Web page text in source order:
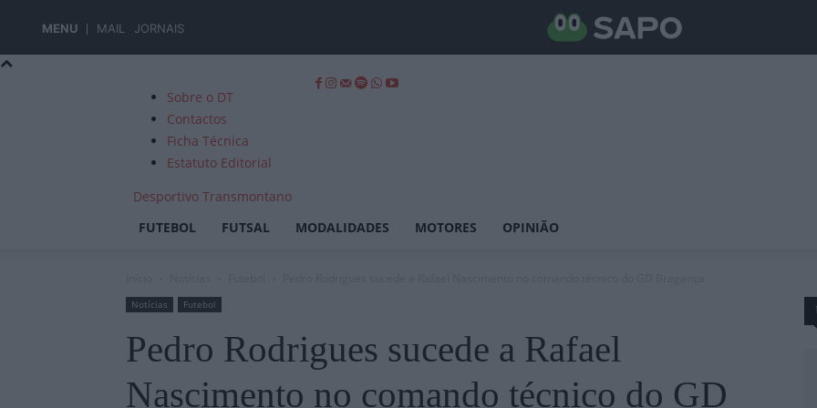
MENU MAIL JORNAIS
Sobre o DT
Contactos
Ficha Técnica
Estatuto Editorial
Desportivo Transmontano
FUTEBOL
FUTSAL MODALIDADES MOTORES OPINIÃO
Notícias Futebol
Pedro Rodrigues sucede a Rafael
Nascimento no comando técnico do GD